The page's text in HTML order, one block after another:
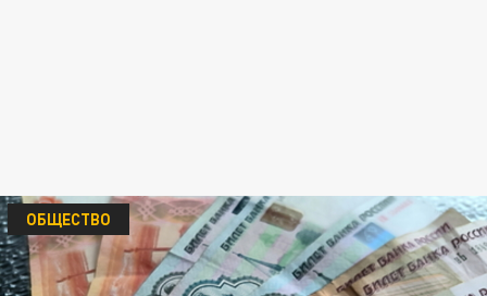
ОБЩЕСТВО